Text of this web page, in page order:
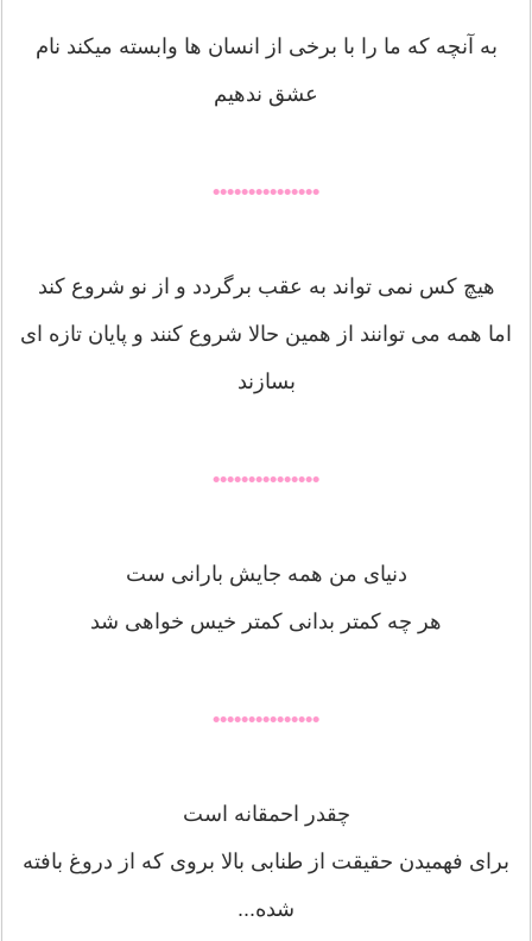
به آنچه که ما را با برخی از انسان ها وابسته میکند نام
عشق ندهیم
•••••••••••••••
هیچ کس نمی تواند به عقب برگردد و از نو شروع کند
اما همه می توانند از همین حالا شروع کنند و پایان تازه ای
بسازند
•••••••••••••••
ﺩﻧﯿﺎﯼ ﻣﻦ ﻫﻤﻪ ﺟﺎﯾﺶ ﺑﺎﺭﺍﻧﯽ ﺳﺖ
ﻫﺮ ﭼﻪ ﮐﻤﺘﺮ ﺑﺪﺍﻧﯽ ﮐﻤﺘﺮ ﺧﯿﺲ ﺧﻮﺍﻫﯽ ﺷﺪ
•••••••••••••••
چقدر احمقانه است
برای فهمیدن حقیقت از طنابی بالا بروی که از دروغ بافته
شده...